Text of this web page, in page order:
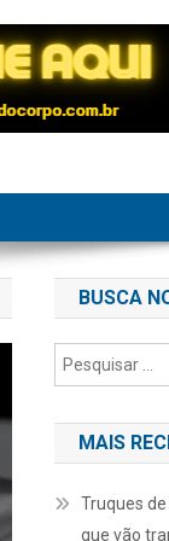
BUSCA
MAIS
Truques
que vão